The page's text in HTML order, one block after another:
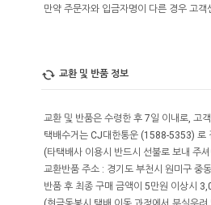
만약 주문자와 입금자명이 다른 경우 고
교환 및 반품 정보
교환 및 반품은 수령한 후 7일 이내로, 고
택배수거는 CJ대한통운 (1588-5353) 로
(타택배사 이용시 반드시 선불로 보내 주
교환반품 주소 : 경기도 부천시 원미구
반품 후 최종 구매 금액이 5만원 이상시